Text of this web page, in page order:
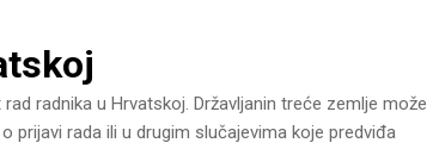
radnika u Hrvatskoj. Državljanin treće zemlje može
prijavi rada ili u drugim slučajevima koje predviđa